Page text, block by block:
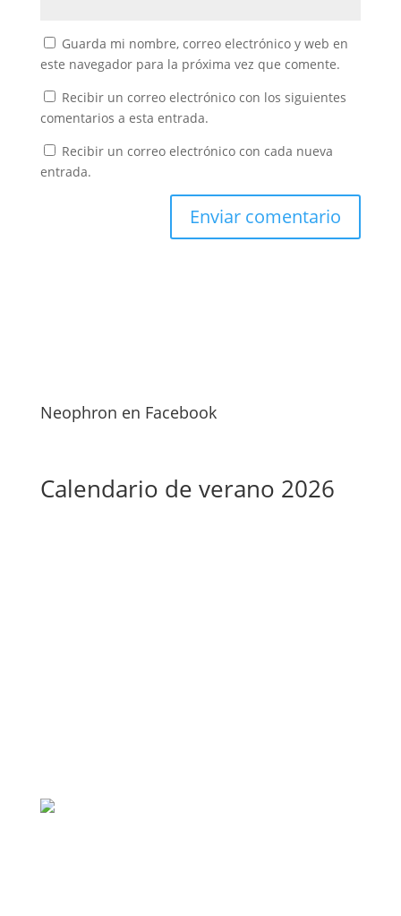
Guarda mi nombre, correo electrónico y web en
este navegador para la próxima vez que comente.
Recibir un correo electrónico con los siguientes
comentarios a esta entrada.
Recibir un correo electrónico con cada nueva
entrada.
Neophron en Facebook
Calendario de verano 2026